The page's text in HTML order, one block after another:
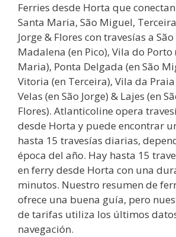
Ferries desde Horta que
Santa Maria, São Miguel,
Jorge & Flores con travesías a
Madalena (en Pico), Vila do Porto
Maria), Ponta Delgada (en São
Vitoria (en Terceira), Vila da
Velas (en São Jorge) & Lajes (en
Flores). Atlanticoline opera
desde Horta y puede encontrar
hasta 15 travesías diarias,
época del año. Hay hasta 15
en ferry desde Horta con una
minutos. Nuestro resumen de
ofrece una buena guía, pero
de tarifas utiliza los últimos
navegación.